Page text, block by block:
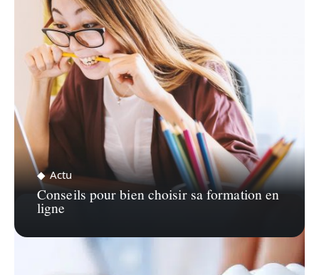
Actu
Conseils pour bien choisir sa formation en
ligne